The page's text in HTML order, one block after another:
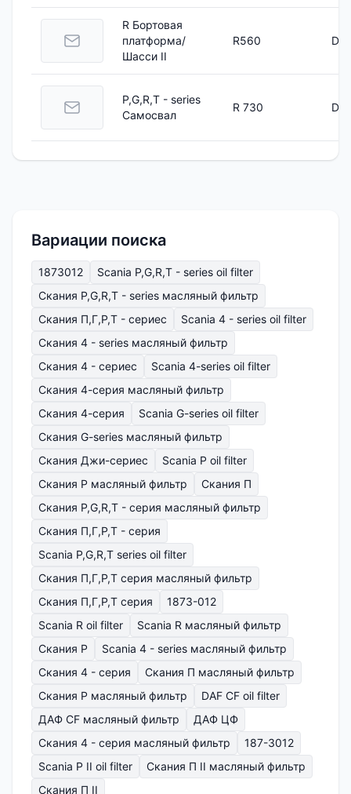
R Бортовая
платформа/
Шасси II
R560 DC
P,G,R,T - series
Самосвал
R 730 DC
Вариации поиска
1873012
Scania P,G,R,T - series oil filter
Скания P,G,R,T - series масляный фильтр
Скания П,Г,Р,Т - сериес
Scania 4 - series oil filter
Скания 4 - series масляный фильтр
Скания 4 - сериес
Scania 4-series oil filter
Скания 4-серия масляный фильтр
Скания 4-серия
Scania G-series oil filter
Скания G-series масляный фильтр
Скания Джи-сериес
Scania P oil filter
Скания P масляный фильтр
Скания П
Скания P,G,R,T - серия масляный фильтр
Скания П,Г,Р,Т - серия
Scania P,G,R,T series oil filter
Скания П,Г,Р,Т серия масляный фильтр
Скания П,Г,Р,Т серия
1873-012
Scania R oil filter
Scania R масляный фильтр
Скания Р
Scania 4 - series масляный фильтр
Скания 4 - серия
Скания П масляный фильтр
Скания Р масляный фильтр
DAF CF oil filter
ДАФ CF масляный фильтр
ДАФ ЦФ
Скания 4 - серия масляный фильтр
187-3012
Scania P II oil filter
Скания П II масляный фильтр
Скания П II